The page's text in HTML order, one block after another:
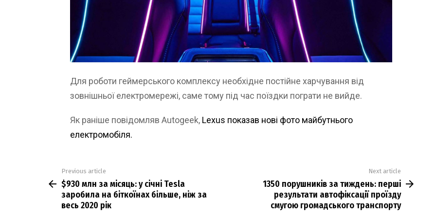
Для роботи геймерського комплексу необхідне постійне харчування від
зовнішньої електромережі, саме тому під час поїздки пограти не вийде.
Як раніше повідомляв Autogeek, Lexus показав нові фото майбутнього
електромобіля.
more
Previous article
$930 млн за місяць: у січні Tesla
заробила на біткоїнах більше, ніж за
весь 2020 рік
Next article
1350 порушників за тиждень: перші
результати автофіксації проїзду
смугою громадського транспорту